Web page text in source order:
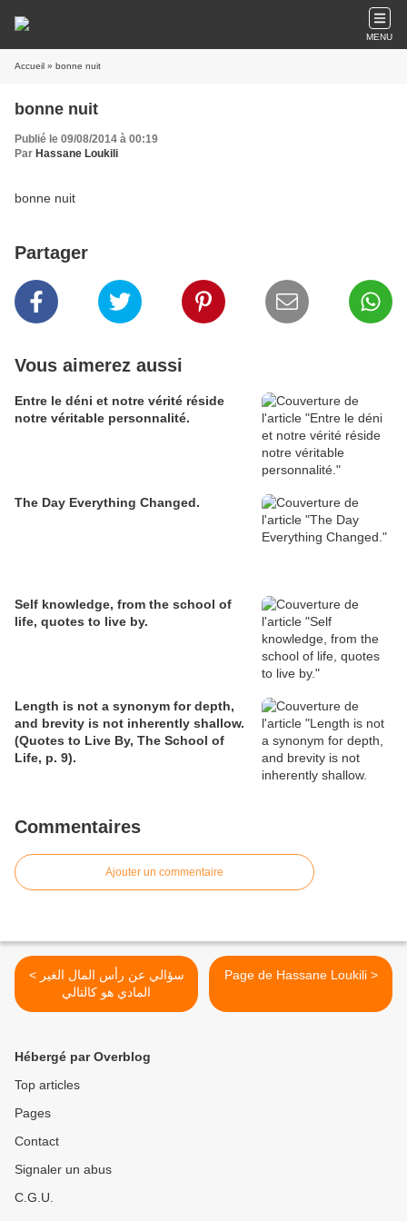
MENU
Accueil » bonne nuit
bonne nuit
Publié le 09/08/2014 à 00:19
Par Hassane Loukili
bonne nuit
Partager
Vous aimerez aussi
Entre le déni et notre vérité réside
notre véritable personnalité.
The Day Everything Changed.
Self knowledge, from the school of
life, quotes to live by.
Length is not a synonym for depth,
and brevity is not inherently shallow.
(Quotes to Live By, The School of
Life, p. 9).
Commentaires
Ajouter un commentaire
< سؤالي عن رأس المال الغير
المادي هو كالتالي
Page de Hassane Loukili >
Hébergé par Overblog
Top articles
Pages
Contact
Signaler un abus
C.G.U.